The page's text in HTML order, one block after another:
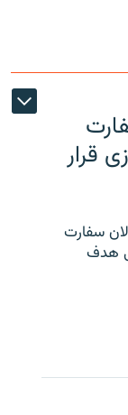
قرار
سفارت
هدف